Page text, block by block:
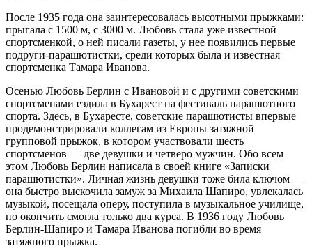
После 1935 года она заинтересовалась высотными прыжками:
прыгала с 1500 м, с 3000 м. Любовь стала уже известной
спортсменкой, о ней писали газеты, у нее появились первые
подруги-парашютистки, среди которых была и известная
спортсменка Тамара Иванова.
Осенью Любовь Берлин с Ивановой и с другими советскими
спортсменами ездила в Бухарест на фестиваль парашютного
спорта. Здесь, в Бухаресте, советские парашютисты впервые
продемонстрировали коллегам из Европы затяжной
групповой прыжок, в котором участвовали шесть
спортсменов — две девушки и четверо мужчин. Обо всем
этом Любовь Берлин написала в своей книге «Записки
парашютистки». Личная жизнь девушки тоже била ключом —
она быстро выскочила замуж за Михаила Шапиро, увлекалась
музыкой, посещала оперу, поступила в музыкальное училище,
но окончить смогла только два курса. В 1936 году Любовь
Берлин-Шапиро и Тамара Иванова погибли во время
затяжного прыжка.